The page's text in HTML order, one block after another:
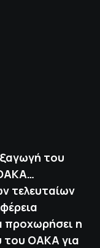
του
τελευταίων
προχωρήσει η
του ΟΑΚΑ για